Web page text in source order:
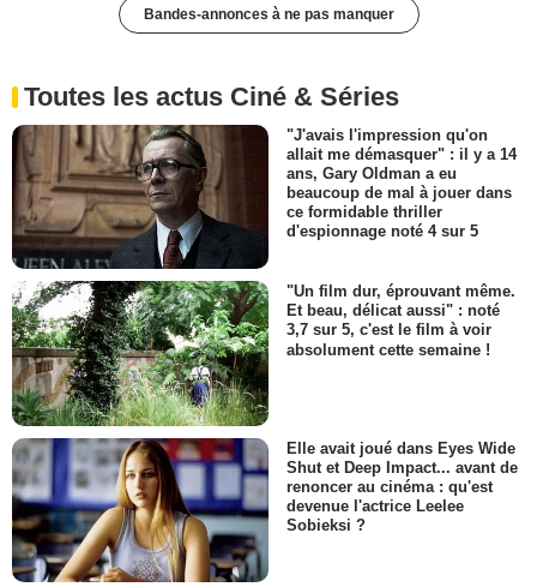
Bandes-annonces à ne pas manquer
Toutes les actus Ciné & Séries
"J'avais l'impression qu'on
allait me démasquer" : il y a 14
ans, Gary Oldman a eu
beaucoup de mal à jouer dans
ce formidable thriller
d'espionnage noté 4 sur 5
"Un film dur, éprouvant même.
Et beau, délicat aussi" : noté
3,7 sur 5, c'est le film à voir
absolument cette semaine !
Elle avait joué dans Eyes Wide
Shut et Deep Impact... avant de
renoncer au cinéma : qu'est
devenue l'actrice Leelee
Sobieksi ?